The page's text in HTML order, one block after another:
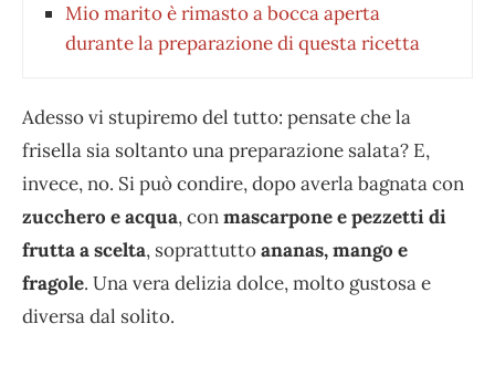
Mio marito è rimasto a bocca aperta
durante la preparazione di questa ricetta
Adesso vi stupiremo del tutto: pensate che la
frisella sia soltanto una preparazione salata? E,
invece, no. Si può condire, dopo averla bagnata con
zucchero e acqua, conmascarpone e pezzetti di
frutta a scelta, soprattuttoananas, mango e
fragole. Una vera delizia dolce, molto gustosa e
diversa dal solito.